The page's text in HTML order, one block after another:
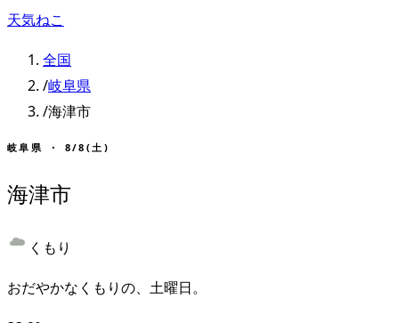
天気ねこ
全国
/岐阜県
/海津市
岐阜県 ・ 8/8(土)
海津市
くもり
おだやかなくもりの、土曜日。